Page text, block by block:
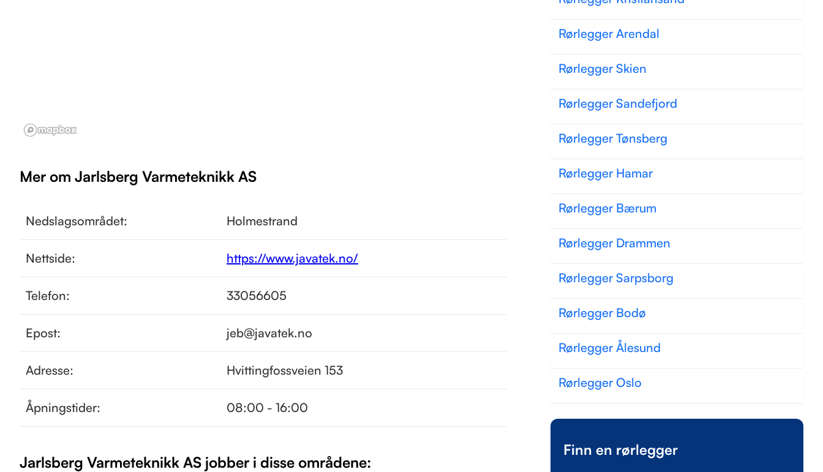
Mer om Jarlsberg Varmeteknikk AS
Nedslagsområdet: Holmestrand
Nettside: https://www.javatek.no/
Telefon: 33056605
Epost: jeb@javatek.no
Adresse: Hvittingfossveien 153
Åpningstider: 08:00 - 16:00
Jarlsberg Varmeteknikk AS jobber i disse områdene:
Rørlegger Arendal
Rørlegger Skien
Rørlegger Sandefjord
Rørlegger Tønsberg
Rørlegger Hamar
Rørlegger Bærum
Rørlegger Drammen
Rørlegger Sarpsborg
Rørlegger Bodø
Rørlegger Ålesund
Rørlegger Oslo
Finn en rørlegger